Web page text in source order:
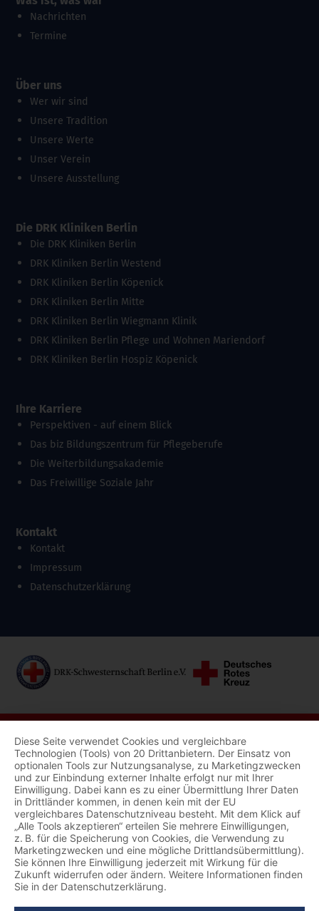
Nachrichten
Termine
Über uns
Wer wir sind
Unsere Tradition
Unsere Werte
Unser Verein
Unsere Ausstellung
Die DRK Kliniken Berlin
Die DRK Kliniken Berlin
DRK Kliniken Berlin Westend
DRK Kliniken Berlin Köpenick
DRK Kliniken Berlin Mitte
DRK Kliniken Berlin Wiegmann Klinik
DRK Kliniken Berlin Pflege und Wohnen Mariendorf
DRK Kliniken Berlin Hospiz Köpenick
Ihre Karriere
Perspektiven - auf einem Blick
Das biz Bildungszentrum für Pflegeberufe
Die Weiterbildungsakademie
Das Freiwillige Soziale Jahr
Kontakt
Kontakt
Impressum
Datenschutzerklärung
Diese Seite verwendet Cookies und vergleichbare
Technologien (Tools) von 20 Drittanbietern. Der Einsatz von
optionalen Tools zur Nutzungsanalyse, zu Marketingzwecken
und zur Einbindung externer Inhalte erfolgt nur mit Ihrer
Einwilligung. Dabei kann es zu einer Übermittlung Ihrer Daten
in Drittländer kommen, in denen kein mit der EU
vergleichbares Datenschutzniveau besteht. Mit dem Klick auf
„Alle Tools akzeptieren“ erteilen Sie mehrere Einwilligungen,
z. B. für die Speicherung von Cookies, die Verwendung zu
Marketingzwecken und eine mögliche Drittlandsübermittlung).
Sie können Ihre Einwilligung jederzeit mit Wirkung für die
Zukunft widerrufen oder ändern. Weitere Informationen finden
Sie in der Datenschutzerklärung.